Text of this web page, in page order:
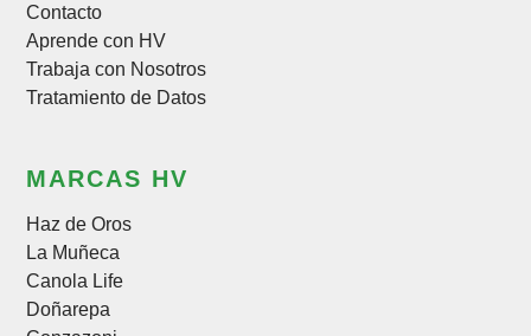
Contacto
Aprende con HV
Trabaja con Nosotros
Tratamiento de Datos
MARCAS HV
Haz de Oros
La Muñeca
Canola Life
Doñarepa